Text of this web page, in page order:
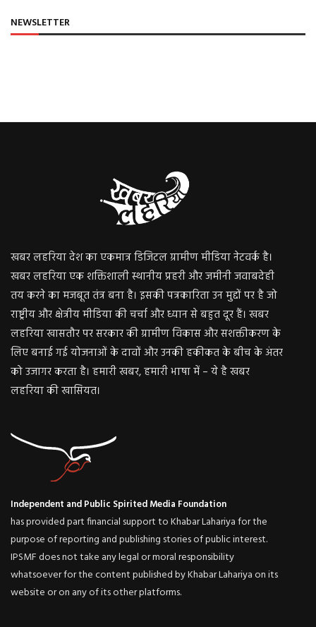
NEWSLETTER
खबर लहरिया देश का एकमात्र डिजिटल ग्रामीण मीडिया नेटवर्क है।
खबर लहरिया एक शक्तिशाली स्थानीय प्रहरी और जमीनी जवाबदेही
तय करने का मजबूत तंत्र बना है। इसकी पत्रकारिता उन मुद्दों पर है जो
राष्ट्रीय और क्षेत्रीय मीडिया की चर्चा और ध्यान से बहुत दूर हैं। खबर
लहरिया खासतौर पर सरकार की ग्रामीण विकास और सशक्तीकरण के
लिए बनाई गई योजनाओं के दावों और उनकी हकीकत के बीच के अंतर
को उजागर करता है। हमारी खबर, हमारी भाषा में – ये है खबर
लहरिया की खासियत।
Independent and Public Spirited Media Foundation
has provided part financial support to Khabar Lahariya for the
purpose of reporting and publishing stories of public interest.
IPSMF does not take any legal or moral responsibility
whatsoever for the content published by Khabar Lahariya on its
website or on any of its other platforms.